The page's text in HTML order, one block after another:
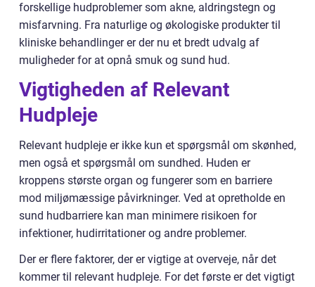
forskellige hudproblemer som akne, aldringstegn og
misfarvning. Fra naturlige og økologiske produkter til
kliniske behandlinger er der nu et bredt udvalg af
muligheder for at opnå smuk og sund hud.
Vigtigheden af Relevant
Hudpleje
Relevant hudpleje er ikke kun et spørgsmål om skønhed,
men også et spørgsmål om sundhed. Huden er
kroppens største organ og fungerer som en barriere
mod miljømæssige påvirkninger. Ved at opretholde en
sund hudbarriere kan man minimere risikoen for
infektioner, hudirritationer og andre problemer.
Der er flere faktorer, der er vigtige at overveje, når det
kommer til relevant hudpleje. For det første er det vigtigt